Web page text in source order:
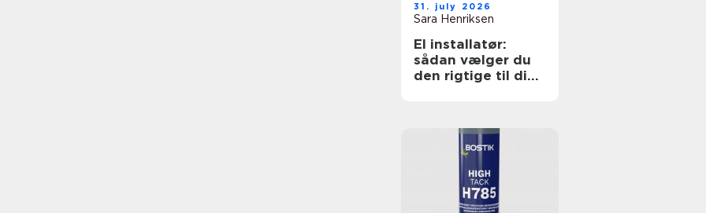
31. july 2026
Sara Henriksen
El installatør:
sådan vælger du
den rigtige til dine